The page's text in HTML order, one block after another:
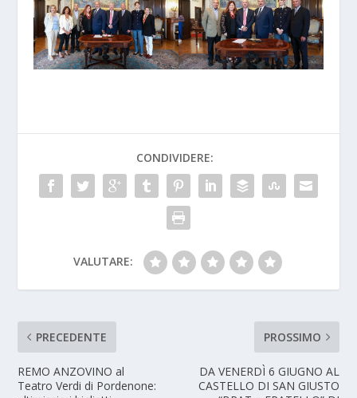
CONDIVIDERE:
VALUTARE:
PRECEDENTE
REMO ANZOVINO al
Teatro Verdi di Pordenone:
PROSSIMO
DA VENERDÌ 6 GIUGNO AL
CASTELLO DI SAN GIUSTO